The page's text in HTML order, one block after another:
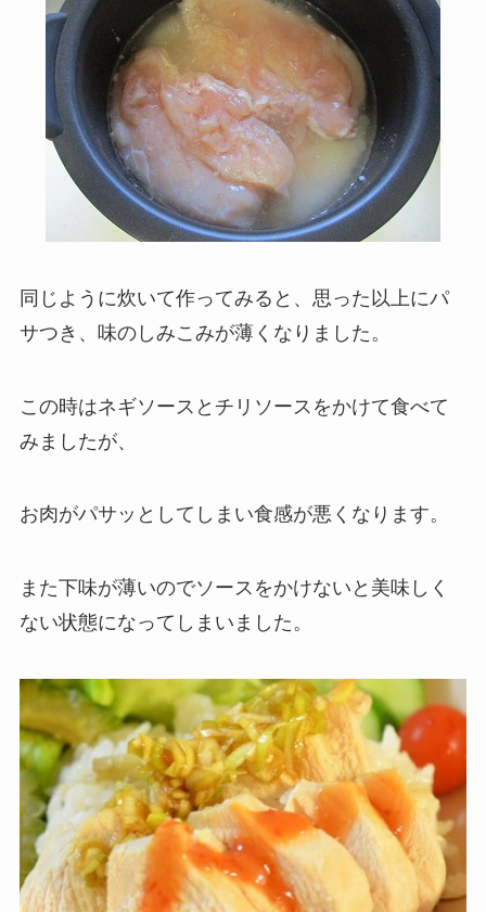
同じように炊いて作ってみると、思った以上にパ
サつき、味のしみこみが薄くなりました。
この時はネギソースとチリソースをかけて食べて
みましたが、
お肉がパサッとしてしまい食感が悪くなります。
また下味が薄いのでソースをかけないと美味しく
ない状態になってしまいました。